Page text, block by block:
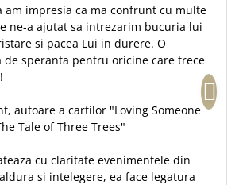
am impresia ca ma confrunt cu multe
ne-a ajutat sa intrezarim bucuria lui
si pacea Lui in durere. O
de speranta pentru oricine care trece
autoare a cartilor "Loving Someone
Tale of Three Trees"
cu claritate evenimentele din
si intelegere, ea face legatura